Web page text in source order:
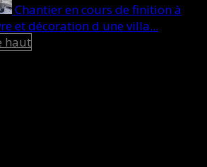
Chantier en cours de finition à
et décoration d une villa...
haut